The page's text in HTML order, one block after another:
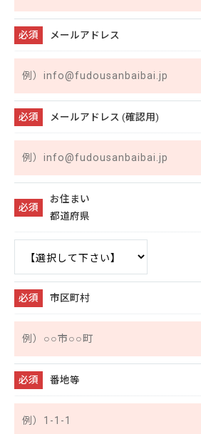
メールアドレス
メールアドレス (確認用)
お住まい
都道府県
市区町村
番地等